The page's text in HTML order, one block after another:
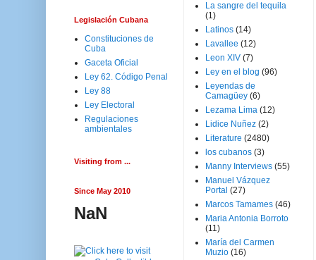
Legislación Cubana
Constituciones de
Cuba
Gaceta Oficial
Ley 62. Código Penal
Ley 88
Ley Electoral
Regulaciones
ambientales
Visiting from ...
Since May 2010
NaN
La sangre del tequila
(1)
Latinos (14)
Lavallee (12)
Leon XIV (7)
Ley en el blog (96)
Leyendas de
Camagüey (6)
Lezama Lima (12)
Lidice Nuñez (2)
Literature (2480)
los cubanos (3)
Manny Interviews (55)
Manuel Vázquez
Portal (27)
Marcos Tamames (46)
Maria Antonia Borroto
(11)
María del Carmen
Muzio (16)